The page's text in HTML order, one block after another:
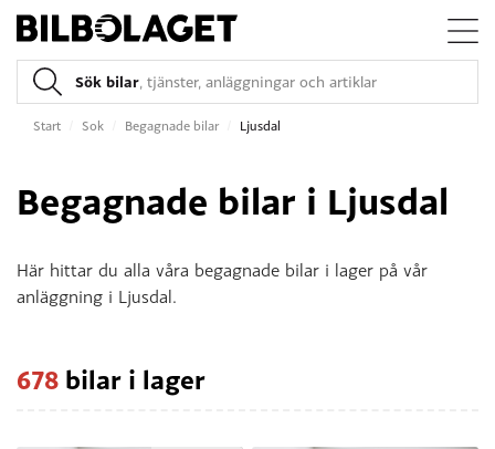
Sök bilar, tjänster, anläggningar och artiklar
Start Sok Begagnade bilar Ljusdal
Begagnade bilar i Ljusdal
Här hittar du alla våra begagnade bilar i lager på vår
anläggning i Ljusdal.
678 bilar i lager